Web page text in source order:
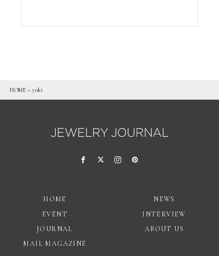
HOME >yoki
HOME
NEWS
EVENT
INTERVIEW
JOURNAL
ABOUT US
MAIL MAGAZINE